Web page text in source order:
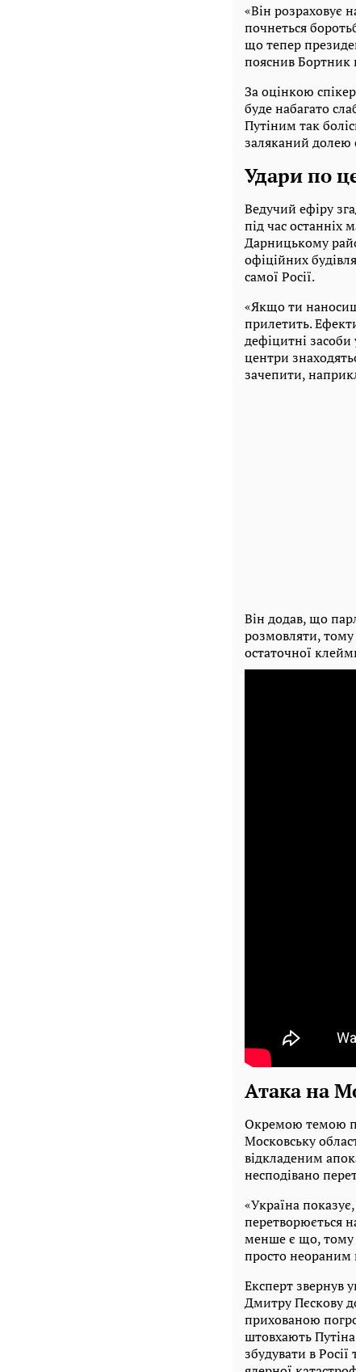
«Він розраховує
почнеться
що тепер
пояснив Бортник
За оцінкою
буде набагато
Путіним так
заляканий долею
Удари по
Ведучий ефіру
під час останніх
Дарницькому
офіційних
самої Росії.
«Якщо ти
прилетить.
дефіцитні
центри
зачепити,
Він додав, що
розмовляти,
остаточної
Атака на
Окремою темою
Московську
відкладеним
несподівано
«Україна
перетворюється
менше є що, тому
просто неораним
Експерт звернув
Дмитру Пєскову
прихованою
штовхають
збудувати в